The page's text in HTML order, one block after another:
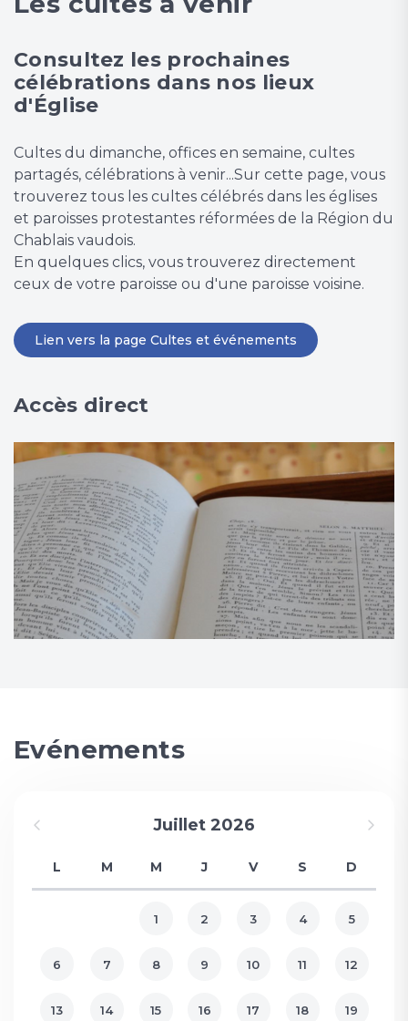
Consultez les prochaines
célébrations dans nos lieux
d'Église
Cultes du dimanche, offices en semaine, cultes
partagés, célébrations à venir...Sur cette page, vous
trouverez tous les cultes célébrés dans les églises
et paroisses protestantes réformées de la Région du
Chablais vaudois.
En quelques clics, vous trouverez directement
ceux de votre paroisse ou d'une paroisse voisine.
Lien vers la page Cultes et événements
Accès direct
Evénements
Juillet 2026
L M M J V S D
1 2 3 4 5
6 7 8 9 10 11 12
13 14 15 16 17 18 19